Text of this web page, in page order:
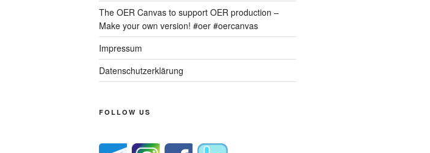
The OER Canvas to support OER production –
Make your own version! #oer #oercanvas
Impressum
Datenschutzerklärung
FOLLOW US